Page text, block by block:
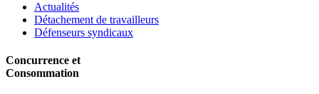
Actualités
Détachement de travailleurs
Défenseurs syndicaux
Concurrence et
Consommation